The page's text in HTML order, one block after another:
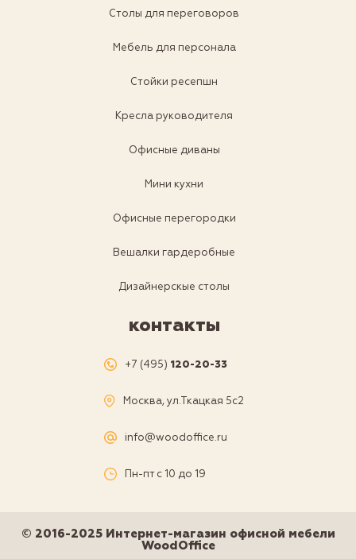
Столы для переговоров
Мебель для персонала
Стойки ресепшн
Кресла руководителя
Офисные диваны
Мини кухни
Офисные перегородки
Вешалки гардеробные
Дизайнерскые столы
контакты
+7 (495) 120-20-33
Москва, ул.Ткацкая 5с2
info@woodoffice.ru
Пн-пт с 10 до 19
© 2016-2025 Интернет-магазин офисной мебели
WoodOffice